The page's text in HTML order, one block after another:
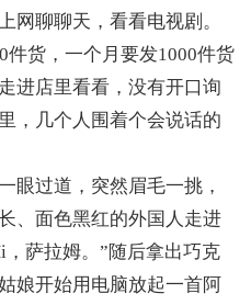
网聊聊天，看看电视剧。
件货，一个月要发1000件货
进店里看看，没有开口询
，几个人围着个会说话的
过道，突然眉毛一挑，
、面色黑红的外国人走进
萨拉姆。”随后拿出巧克
娘开始用电脑放起一首阿